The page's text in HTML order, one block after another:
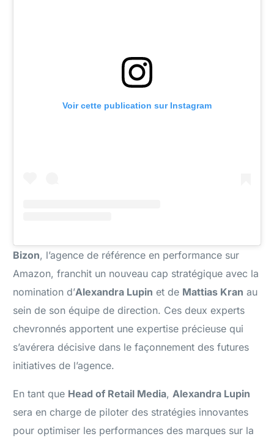
Voir cette publication sur Instagram
Bizon, l’agence de référence en performance sur
Amazon, franchit un nouveau cap stratégique avec la
nomination d’Alexandra Lupin et de Mattias Kran au
sein de son équipe de direction. Ces deux experts
chevronnés apportent une expertise précieuse qui
s’avérera décisive dans le façonnement des futures
initiatives de l’agence.
En tant que Head of Retail Media, Alexandra Lupin
sera en charge de piloter des stratégies innovantes
pour optimiser les performances des marques sur la